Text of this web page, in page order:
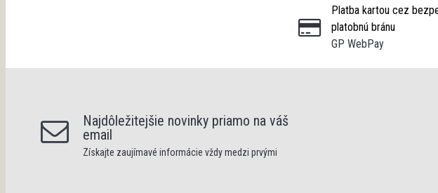
Platba kartou cez
platobnú bránu
GP WebPay
Najdôležitejšie novinky priamo na váš
email
Získajte zaujímavé informácie vždy medzi prvými